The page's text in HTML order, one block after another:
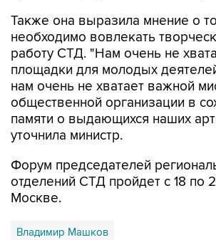
Также она выразила мнение о
необходимо вовлекать
работу СТД. "Нам очень не
площадки для молодых
нам очень не хватает важной
общественной организации в
памяти о выдающихся наших
уточнила министр.
Форум председателей
отделений СТД пройдет с 18 по
Москве.
Владимир Машков